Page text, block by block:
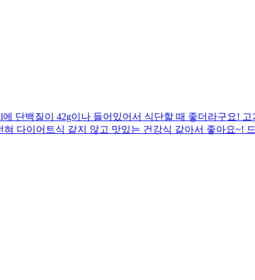
단백질이 42g이나 들어있어서 식단할 때 좋더라구요!
다이어트식 같지 않고 맛있는 건강식 같아서 좋아요~!